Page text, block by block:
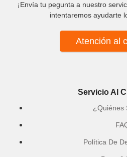
¡Envía tu pegunta a nuestro
intentaremos ayudarte
Atención al
Servicio Al
¿Quiénes
Política De